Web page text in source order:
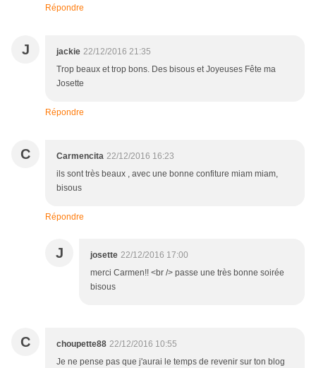
Répondre
J jackie 22/12/2016 21:35
Trop beaux et trop bons. Des bisous et Joyeuses Fête ma
Josette
Répondre
C Carmencita 22/12/2016 16:23
ils sont très beaux , avec une bonne confiture miam miam,
bisous
Répondre
J josette 22/12/2016 17:00
merci Carmen!! <br /> passe une très bonne soirée
bisous
C choupette88 22/12/2016 10:55
Je ne pense pas que j'aurai le temps de revenir sur ton blog